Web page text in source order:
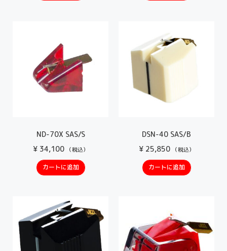
ND-70X SAS/S
¥34,100 （税込）
カートに追加
DSN-40 SAS/B
¥25,850 （税込）
カートに追加